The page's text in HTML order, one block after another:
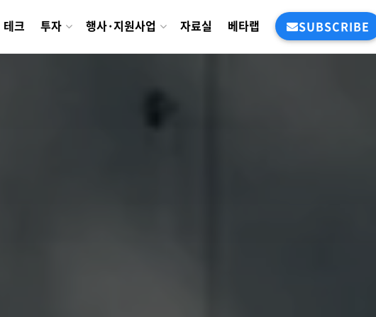
테크 투자 행사·지원사업 자료실 베타랩 SUBSCRIBE